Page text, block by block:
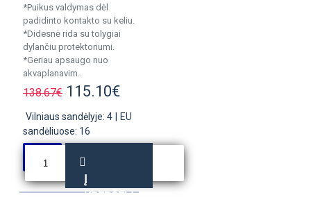
*Puikus valdymas dėl
padidinto kontakto su keliu.
*Didesnė rida su tolygiai
dylančiu protektoriumi.
*Geriau apsaugo nuo
akvaplanavim..
138.67€ 115.10€
Vilniaus sandėlyje: 4
EU
sandėliuose: 16
Į
KREPŠELĮ